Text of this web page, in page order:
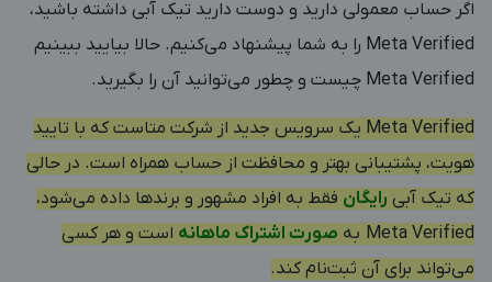
اگر حساب معمولی دارید و دوست دارید تیک آبی داشته باشید،
Meta Verified را به شما پیشنهاد می‌کنیم. حالا بیایید ببینیم
Meta Verified چیست و چطور می‌توانید آن را بگیرید.
Meta Verified یک سرویس جدید از شرکت متاست که با تایید
هویت، پشتیبانی بهتر و محافظت از حساب همراه است. در حالی
که تیک آبی رایگان فقط به افراد مشهور و برندها داده می‌شود،
Meta Verified به
صورت اشتراک ماهانه است و هر کسی
می‌تواند برای آن ثبت‌نام کند.